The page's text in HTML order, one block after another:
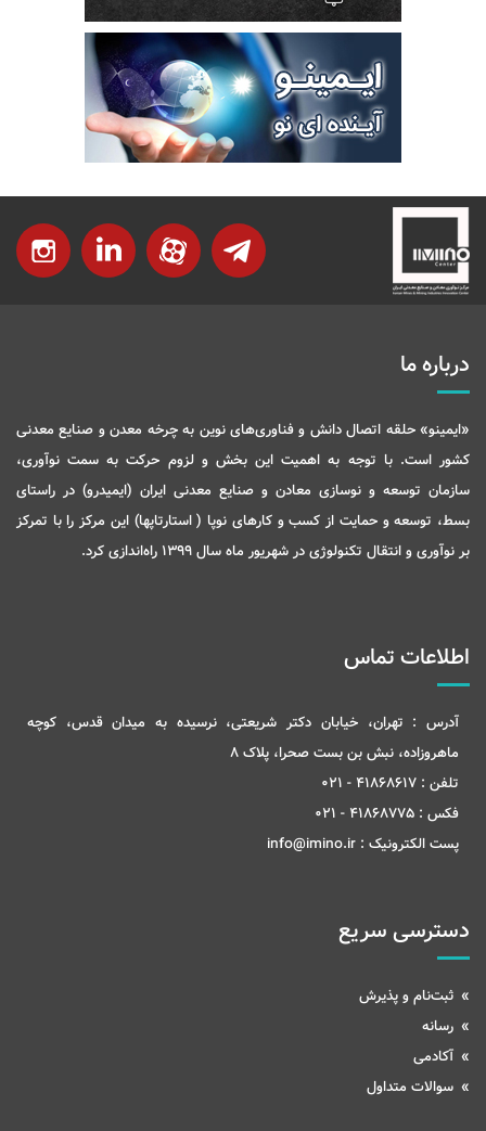
درباره ما
«ایمینو» حلقه اتصال دانش و فناوری‌های نوین به چرخه معدن و صنایع معدنی
کشور است. با توجه به اهمیت این بخش و لزوم حرکت به سمت نوآوری،
سازمان توسعه و نوسازی معادن و صنایع معدنی ایران (ایمیدرو) در راستای
بسط، توسعه و حمایت از کسب و کارهای نوپا ( استارتاپها) این مرکز را با تمرکز
بر نوآوری و انتقال تکنولوژی در شهریور ماه سال 1399 راه‌اندازی کرد.
اطلاعات تماس
آدرس : تهران، خیابان دکتر شریعتی، نرسیده به میدان قدس، کوچه
ماهروزاده، نبش بن بست صحرا، پلاک 8
تلفن : 41868617 - 021
فکس : 41868775 - 021
پست الکترونیک : info@imino.ir
دسترسی سریع
ثبت‌نام و پذیرش
رسانه
آکادمی
سوالات متداول